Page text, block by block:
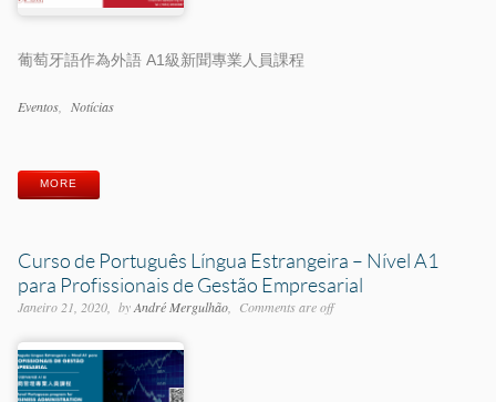
葡萄牙語作為外語 A1級新聞專業人員課程
Categorias
Eventos
Notícias
MORE
Curso de Português Língua Estrangeira – Nível A1
para Profissionais de Gestão Empresarial
Janeiro 21, 2020 byAndré Mergulhão Comments are off